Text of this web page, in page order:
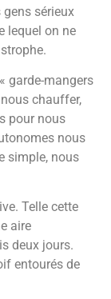
sérieux
lequel on ne
garde-mangers
chauffer,
pour nous
nous
simple, nous
Telle cette
aire
deux jours.
entourés de